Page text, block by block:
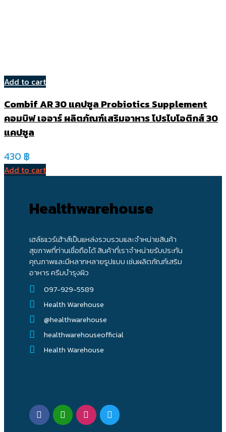
Add to cart
Combif AR 30 แคปซูล Probiotics Supplement
คอมบิฟ เออาร์ ผลิตภัณฑ์เสริมอาหาร โปรไบโอติกส์ 30
แคปซูล
430 ฿
Add to cart
Healthwarehouse
เฮล์ธแวร์เฮ้าส์เป็นแหล่งรวบรวมและจำหน่ายสินค้า
สุขภาพที่ท่านเชื่อถือได้ สินค้าที่เราจำหน่ายรับประกัน
คุณภาพและมีหลากหลายรูปแบบ เช่นผลิตภัณฑ์เสริม
อาหาร ครีมบำรุงผิว
097-929-5589
Health Warehouse
@healthwarehouse
healthwarehouseofficial
Health Warehouse